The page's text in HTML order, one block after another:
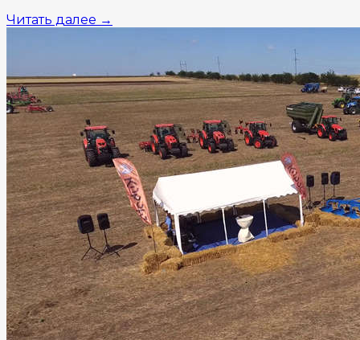
Читать далее →